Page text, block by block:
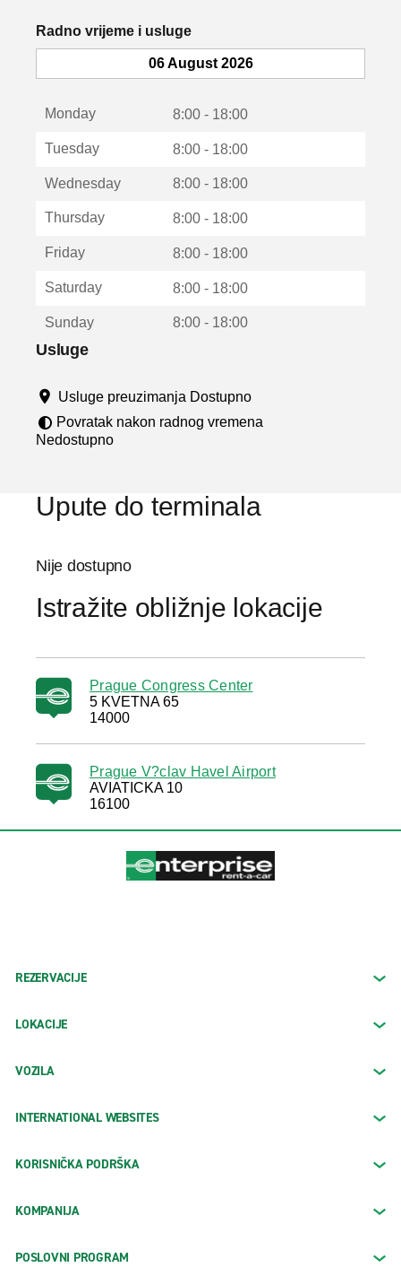
k
o
u
u
Radno vrijeme i usluge
06 August 2026
Monday 8:00 - 18:00
Tuesday 8:00 - 18:00
Wednesday 8:00 - 18:00
Thursday 8:00 - 18:00
Friday 8:00 - 18:00
Saturday 8:00 - 18:00
Sunday 8:00 - 18:00
Usluge
Usluge preuzimanja Dostupno
Povratak nakon radnog vremena
Nedostupno
Upute do terminala
Nije dostupno
Istražite obližnje lokacije
Prague Congress Center
5 KVETNA 65
14000
Prague V?clav Havel Airport
AVIATICKA 10
16100
REZERVACIJE
LOKACIJE
VOZILA
INTERNATIONAL WEBSITES
KORISNIČKA PODRŠKA
KOMPANIJA
POSLOVNI PROGRAM